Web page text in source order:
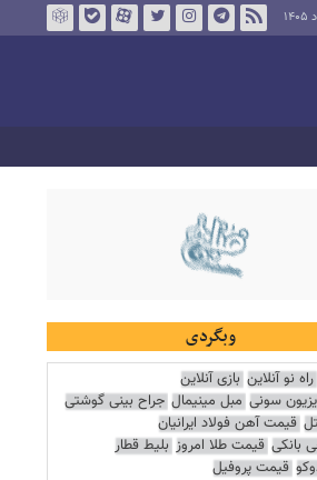
وبگردی
راه نو آنلاین بازی آنلاین
سونی مبل مینیمال جراح بینی گوشتی
قیمت آهن فولاد ایرانیان
بانکی قیمت طلا امروز بلیط قطار
قیمت پروفیل